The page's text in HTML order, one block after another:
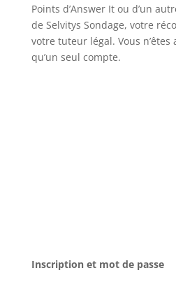
Points d’Answer It ou d’un
de Selvitys Sondage, votre
votre tuteur légal. Vous
qu’un seul compte.
Inscription et mot de passe